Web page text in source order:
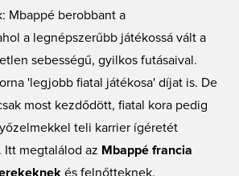
Mbappé berobbant a
a legnépszerűbb játékossá vált a
sebességű, gyilkos futásaival.
'legjobb fiatal játékosa' díjat is. De
most kezdődött, fiatal kora pedig
teli karrier ígéretét
Itt megtalálod az Mbappé francia
és felnőtteknek.